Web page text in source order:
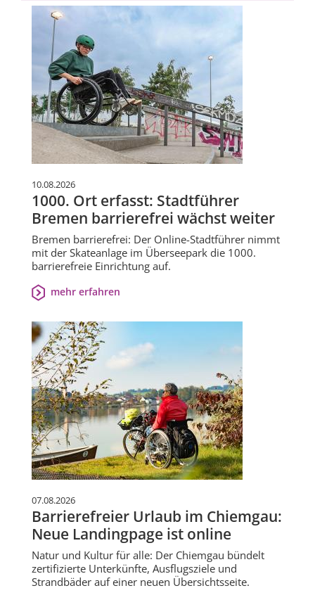
10.08.2026
1000. Ort erfasst: Stadtführer
Bremen barrierefrei wächst weiter
Bremen barrierefrei: Der Online-Stadtführer nimmt
mit der Skateanlage im Überseepark die 1000.
barrierefreie Einrichtung auf.
mehr erfahren
07.08.2026
Barrierefreier Urlaub im Chiemgau:
Neue Landingpage ist online
Natur und Kultur für alle: Der Chiemgau bündelt
zertifizierte Unterkünfte, Ausflugsziele und
Strandbäder auf einer neuen Übersichtsseite.